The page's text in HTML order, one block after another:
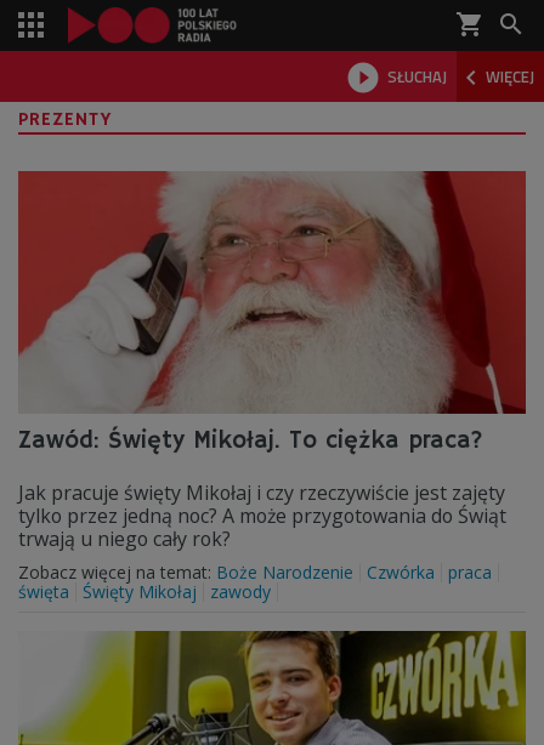
shopping_cart 
 SŁUCHAJ  WIĘCEJ

PREZENTY
Zawód: Święty Mikołaj. To ciężka praca?
Jak pracuje święty Mikołaj i czy rzeczywiście jest zajęty
tylko przez jedną noc? A może przygotowania do Świąt
trwają u niego cały rok?
Zobacz więcej na temat: Boże Narodzenie Czwórka
praca
święta
Święty Mikołaj zawody